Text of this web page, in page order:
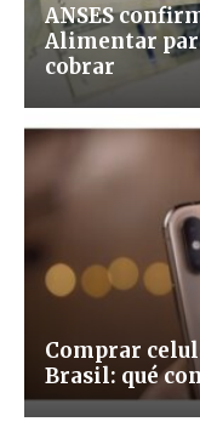
ANSES
Alimentar
cobrar
Comprar
Brasil: qué